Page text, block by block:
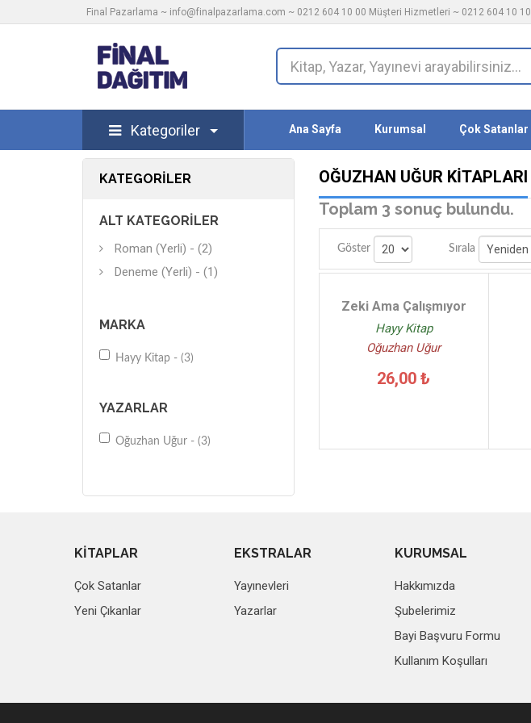
Final Pazarlama ~ info@finalpazarlama.com ~ 0212 604 10 00 Müşteri Hizmetleri ~ 0212 604 10 10
Kategoriler Ana Sayfa Kurumsal Çok Satanlar
KATEGORILER
ALT KATEGORILER
Roman (Yerli) - (2)
Deneme (Yerli) - (1)
MARKA
Hayy Kitap - (3)
YAZARLAR
Oğuzhan Uğur - (3)
OĞUZHAN UĞUR KITAPLARI
Toplam 3 sonuç bulundu.
Göster Sırala
Zeki Ama Çalışmıyor
Hayy Kitap
Oğuzhan Uğur
26,00 ₺
KİTAPLAR
Çok Satanlar
Yeni Çıkanlar
EKSTRALAR
Yayınevleri
Yazarlar
KURUMSAL
Hakkımızda
Şubelerimiz
Bayi Başvuru Formu
Kullanım Koşulları